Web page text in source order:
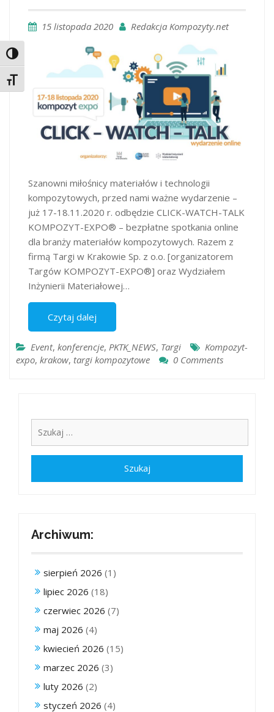
Toggle High Contrast
Toggle Font size
15 listopada 2020 Redakcja Kompozyty.net
Szanowni miłośnicy materiałów i technologii
kompozytowych, przed nami ważne wydarzenie –
już 17-18.11.2020 r. odbędzie CLICK-WATCH-TALK
KOMPOZYT-EXPO® – bezpłatne spotkania online
dla branży materiałów kompozytowych. Razem z
firmą Targi w Krakowie Sp. z o.o. [organizatorem
Targów KOMPOZYT-EXPO®] oraz Wydziałem
Inżynierii Materiałowej…
Czytaj dalej
Event, konferencje, PKTK_NEWS, Targi
Kompozyt-
expo, krakow, targi kompozytowe 0 Comments
Archiwum:
sierpień 2026 (1)
lipiec 2026 (18)
czerwiec 2026 (7)
maj 2026 (4)
kwiecień 2026 (15)
marzec 2026 (3)
luty 2026 (2)
styczeń 2026 (4)